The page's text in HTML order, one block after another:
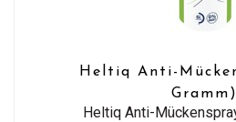
Heltiq Anti-
Gramm)
Heltiq Anti-